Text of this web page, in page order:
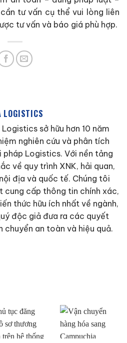
tư vấn cụ thể vui lòng liên
tư vấn và báo giá phù hợp.
Logistics sở hữu hơn 10 năm
nghiên cứu và phân tích
pháp Logistics. Với nền tảng
về quy trình XNK, hải quan,
địa và quốc tế. Chúng tôi
cung cấp thông tin chính xác,
thức hữu ích nhất về ngành,
độc giả đưa ra các quyết
chuyển an toàn và hiệu quả.